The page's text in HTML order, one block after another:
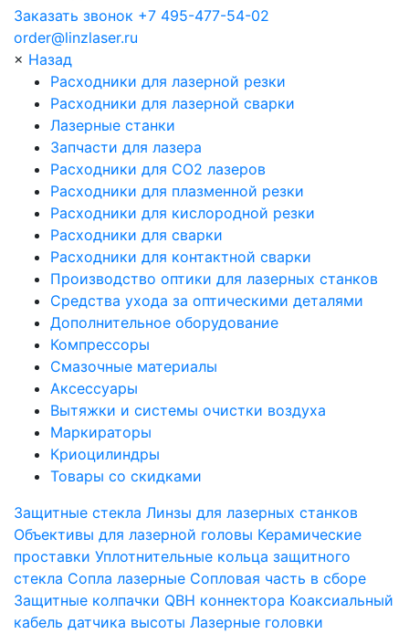
Заказать звонок +7 495-477-54-02
order@linzlaser.ru
× Назад
Расходники для лазерной резки
Расходники для лазерной сварки
Лазерные станки
Запчасти для лазера
Расходники для СО2 лазеров
Расходники для плазменной резки
Расходники для кислородной резки
Расходники для сварки
Расходники для контактной сварки
Производство оптики для лазерных станков
Средства ухода за оптическими деталями
Дополнительное оборудование
Компрессоры
Смазочные материалы
Аксессуары
Вытяжки и системы очистки воздуха
Маркираторы
Криоцилиндры
Товары со скидками
Защитные стекла Линзы для лазерных станков
Объективы для лазерной головы Керамические
проставки Уплотнительные кольца защитного
стекла Сопла лазерные Сопловая часть в сборе
Защитные колпачки QBH коннектора Коаксиальный
кабель датчика высоты Лазерные головки